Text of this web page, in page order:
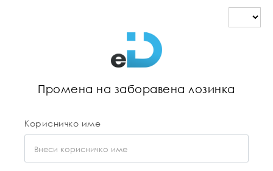
Промена на заборавена лозинка
Корисничко име